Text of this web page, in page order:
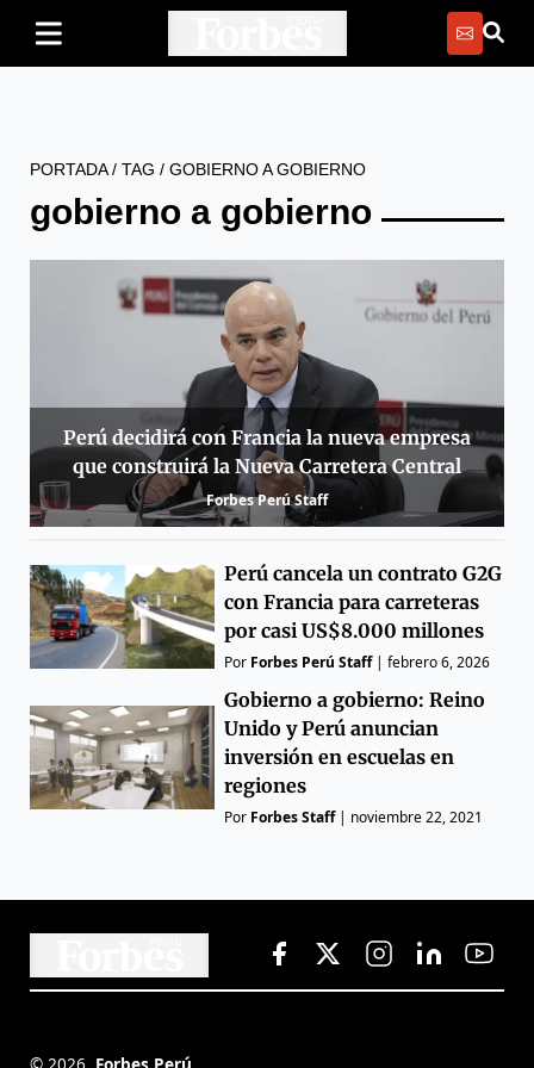
PORTADA/ TAG / GOBIERNO A GOBIERNO
gobierno a gobierno
Perú decidirá con Francia la nueva empresa
que construirá la Nueva Carretera Central
Forbes Perú Staff
Perú cancela un contrato G2G
con Francia para carreteras
por casi US$8.000 millones
Por Forbes Perú Staff|febrero 6, 2026
Gobierno a gobierno: Reino
Unido y Perú anuncian
inversión en escuelas en
regiones
Por Forbes Staff| noviembre 22, 2021